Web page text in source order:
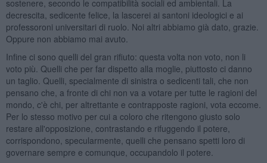
sostenere, secondo le compatibilità sociali ed ambientali. La
decrescita, sedicente felice, la lascerei ai santoni ideologici e ai
professoroni universitari di ruolo. Noi altri abbiamo già dato, grazie.
Oppure non abbiamo mai avuto.
Infine ci sono quelli del gran rifiuto: questa volta non voto, non li
voto più. Quelli che per far dispetto alla moglie, piuttosto ci danno
un taglio. Quelli, specialmente di sinistra o sedicenti tali, che non
pensano che, a fronte di chi non va a votare per tutte le ragioni del
mondo, c'è chi, per altrettante e contrapposte ragioni, vota eccome.
Per lo stesso motivo per cui a coloro che ritengono giusto solo
restare all'opposizione, contrastando e rifuggendo il potere,
corrispondono, specularmente, quelli che pensano spetti loro di
governare sempre e comunque, occupandolo il potere.